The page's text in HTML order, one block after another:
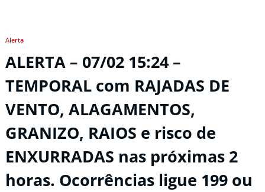
Alerta
ALERTA – 07/02 15:24 –
TEMPORAL com RAJADAS DE
VENTO, ALAGAMENTOS,
GRANIZO, RAIOS e risco de
ENXURRADAS nas próximas 2
horas. Ocorrências ligue 199 ou